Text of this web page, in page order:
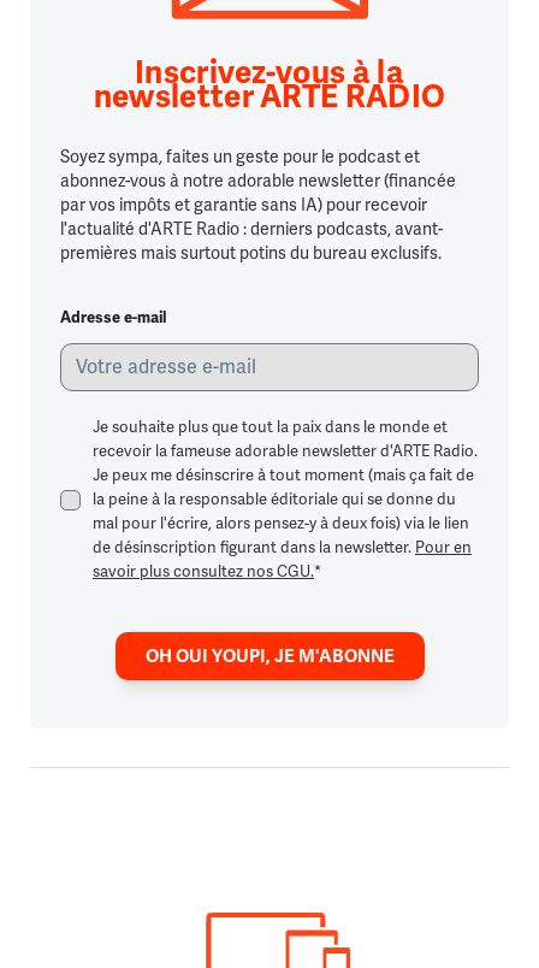
Inscrivez-vous à la
newsletter ARTE RADIO
Soyez sympa, faites un geste pour le podcast et
abonnez-vous à notre adorable newsletter (financée
par vos impôts et garantie sans IA) pour recevoir
l'actualité d'ARTE Radio : derniers podcasts, avant-
premières mais surtout potins du bureau exclusifs.
Adresse e-mail
Je souhaite plus que tout la paix dans le monde et
recevoir la fameuse adorable newsletter d'ARTE Radio.
Je peux me désinscrire à tout moment (mais ça fait de
la peine à la responsable éditoriale qui se donne du
mal pour l'écrire, alors pensez-y à deux fois) via le lien
de désinscription figurant dans la newsletter. Pour en
savoir plus consultez nos CGU.*
OH OUI YOUPI, JE M'ABONNE